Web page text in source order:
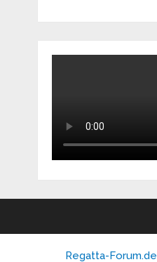
Regatta-Forum.de